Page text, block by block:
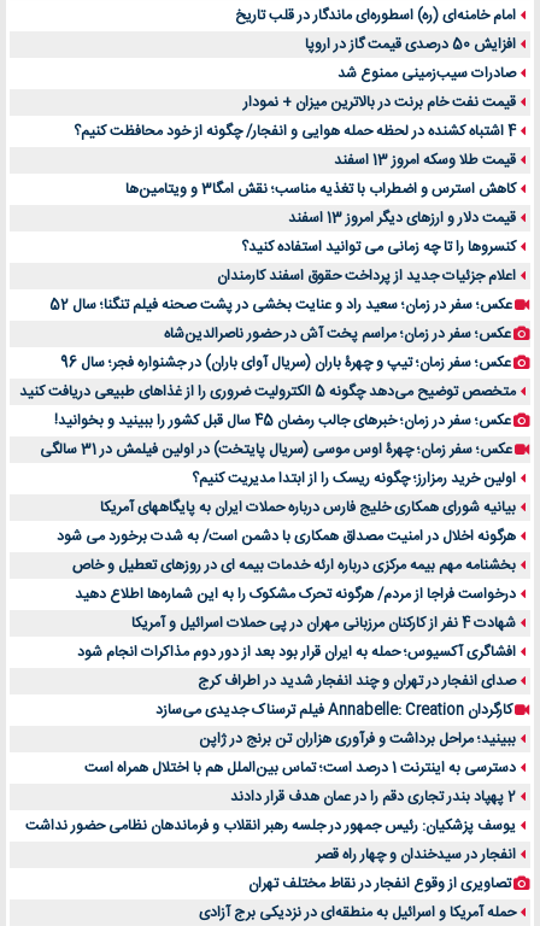
امام خامنه‌ای (ره) اسطوره‌ای ماندگار در قلب تاریخ
افزایش 50 درصدی قیمت گاز در اروپا
صادرات سیب‌زمینی ممنوع شد
قیمت نفت خام برنت در بالاترین میزان + نمودار
4 اشتباه کشنده در لحظه حمله هوایی و انفجار/ چگونه از خود محافظت کنیم؟
قیمت طلا وسکه امروز 13 اسفند
کاهش استرس و اضطراب با تغذیه مناسب؛ نقش امگا3 و ویتامین‌ها
قیمت دلار و ارزهای دیگر امروز 13 اسفند
کنسروها را تا چه زمانی می توانید استفاده کنید؟
اعلام جزئیات جدید از پرداخت حقوق اسفند کارمندان
عکس؛ سفر در زمان؛ سعید راد و عنایت بخشی در پشت صحنه فیلم تنگنا؛ سال 52
عکس؛ سفر در زمان؛ مراسم پخت آش در حضور ناصرالدین‌شاه
عکس؛ سفر زمان؛ تیپ و چهرۀ باران (سریال آوای باران) در جشنواره فجر؛ سال 96
متخصص توضیح می‌دهد چگونه 5 الکترولیت ضروری را از غذاهای طبیعی دریافت کنید
عکس؛ سفر در زمان؛ خبرهای جالب رمضان 45 سال قبل کشور را ببینید و بخوانید!
عکس؛ سفر زمان؛ چهرۀ اوس موسی (سریال پایتخت) در اولین فیلمش در 31 سالگی
اولین خرید رمزارز؛ چگونه ریسک را از ابتدا مدیریت کنیم؟
بیانیه شورای همکاری خلیج فارس درباره حملات ایران به پایگاههای آمریکا
هرگونه اخلال در امنیت مصداق همکاری با دشمن است/ به شدت برخورد می شود
بخشنامه مهم بیمه مرکزی درباره ارئه خدمات بیمه ای در روزهای تعطیل و خاص
درخواست فراجا از مردم/ هرگونه تحرک مشکوک را به این شماره‌ها اطلاع دهید
شهادت 4 نفر از کارکنان مرزبانی مهران در پی حملات اسرائیل و آمریکا
افشاگری آکسیوس؛ حمله به ایران قرار بود بعد از دور دوم مذاکرات انجام شود
صدای انفجار در تهران و چند انفجار شدید در اطراف کرج
کارگردان Annabelle: Creation فیلم ترسناک جدیدی می‌سازد
ببینید؛ مراحل برداشت و فرآوری هزاران تن برنج در ژاپن
دسترسی به اینترنت 1 درصد است؛ تماس بین‌الملل هم با اختلال همراه است
2 پهپاد بندر تجاری دقم را در عمان هدف قرار دادند
یوسف پزشکیان: رئیس جمهور در جلسه رهبر انقلاب و فرماندهان نظامی حضور نداشت
انفجار در سیدخندان و چهار راه قصر
تصاویری از وقوع انفجار در نقاط مختلف تهران
حمله آمریکا و اسرائیل به منطقه‌ای در نزدیکی برج آزادی